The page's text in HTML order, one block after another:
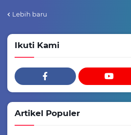
Lebih baru
Ikuti Kami
Artikel Populer